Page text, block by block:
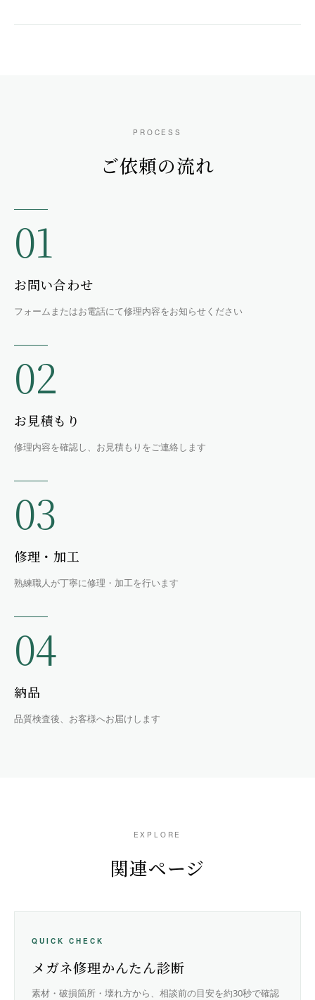
PROCESS
ご依頼の流れ
01
お問い合わせ
フォームまたはお電話にて修理内容をお知らせください
02
お見積もり
修理内容を確認し、お見積もりをご連絡します
03
修理・加工
熟練職人が丁寧に修理・加工を行います
04
納品
品質検査後、お客様へお届けします
EXPLORE
関連ページ
QUICK CHECK
メガネ修理かんたん診断
素材・破損箇所・壊れ方から、相談前の目安を約30秒で確認